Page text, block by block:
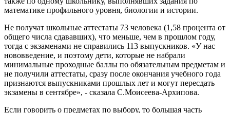
математике профильного уровня, биологии и истории.
Не получат школьные аттестаты 73 человека (1,58 процента от
общего числа сдававших), что меньше, чем в прошлом году,
тогда с экзаменами не справились 113 выпускников. «У нас
нововведение, и поэтому дети, которые не набрали
минимальные проходные баллы по обязательным предметам и
не получили аттестаты, сразу после окончания учебного года
признаются выпускниками прошлых лет и могут пересдать
экзамены в сентябре», - сказала С.Моисеева-Архипова.
Если говорить о предметах по выбору, то большая часть